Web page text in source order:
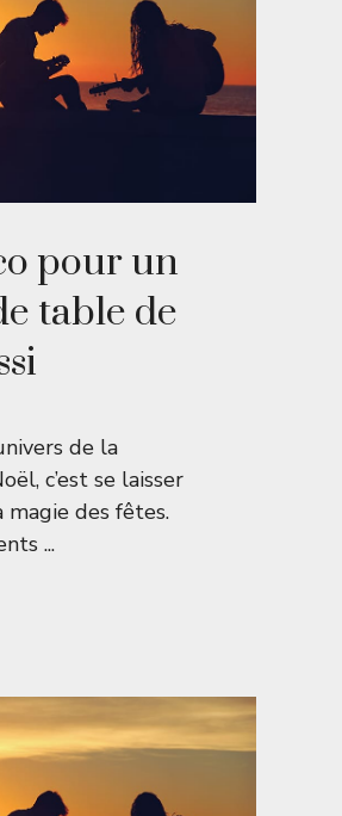
pour un
table de
de la
c’est se laisser
des fêtes.
...